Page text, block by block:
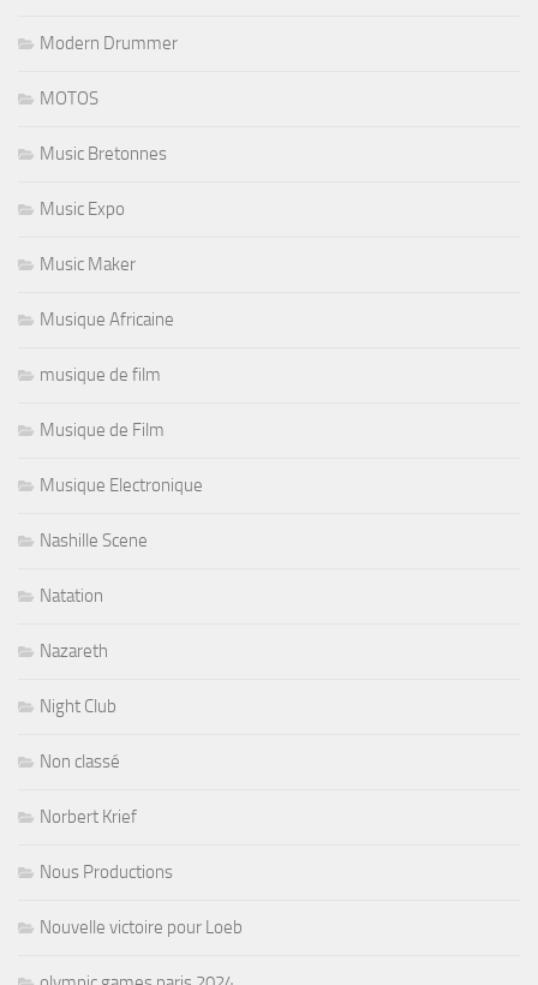
Modern Drummer
MOTOS
Music Bretonnes
Music Expo
Music Maker
Musique Africaine
musique de film
Musique de Film
Musique Electronique
Nashille Scene
Natation
Nazareth
Night Club
Non classé
Norbert Krief
Nous Productions
Nouvelle victoire pour Loeb